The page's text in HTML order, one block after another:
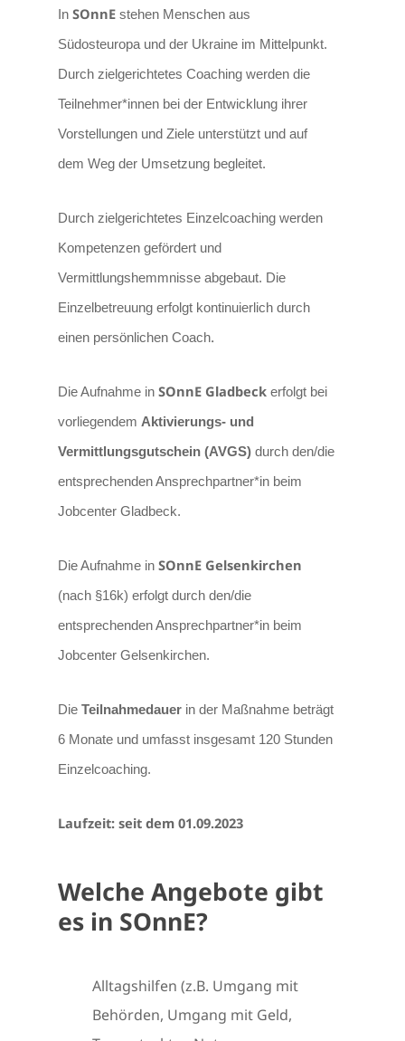
In SOnnE stehen Menschen aus
Südosteuropa und der Ukraine im Mittelpunkt.
Durch zielgerichtetes Coaching werden die
Teilnehmer*innen bei der Entwicklung ihrer
Vorstellungen und Ziele unterstützt und auf
dem Weg der Umsetzung begleitet.
Durch zielgerichtetes Einzelcoaching werden
Kompetenzen gefördert und
Vermittlungshemmnisse abgebaut. Die
Einzelbetreuung erfolgt kontinuierlich durch
einen persönlichen Coach.
Die Aufnahme inSOnnE Gladbeckerfolgt bei
vorliegendem Aktivierungs- und
Vermittlungsgutschein (AVGS)durch den/die
entsprechendenAnsprechpartner*in beim
Jobcenter Gladbeck.
Die Aufnahme inSOnnE Gelsenkirchen
(nach §16k) erfolgtdurch den/die
entsprechendenAnsprechpartner*in beim
Jobcenter Gelsenkirchen.
DieTeilnahmedauer in der Maßnahme beträgt
6 Monate und umfasst insgesamt 120 Stunden
Einzelcoaching.
Laufzeit: seit dem 01.09.2023
Welche Angebote gibt
es in SOnnE?
Alltagshilfen (z.B. Umgang mit
Behörden, Umgang mit Geld,